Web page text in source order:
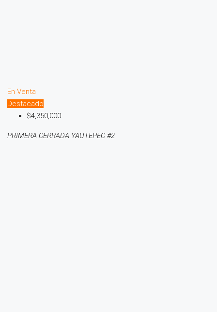
En Venta
Destacado
$4,350,000
PRIMERA CERRADA YAUTEPEC #2